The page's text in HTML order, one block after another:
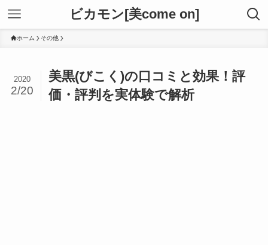
ビカモン[美come on]
ホーム その他
美黒(びこく)の口コミと効果！評
価・評判を実体験で解析
2020
2/20